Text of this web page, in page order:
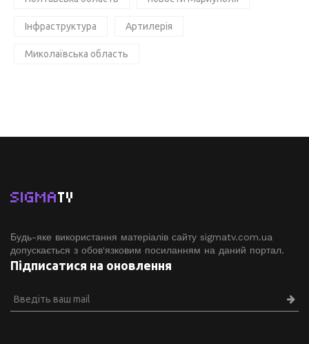
Інфраструктура Артилерія
Миколаївська область
SIGMATV
Будь-яке використання матеріалів сайту sigmatv.com.ua
допускається з обов'язковим посиланням на даний портал.
Підписатися на оновлення